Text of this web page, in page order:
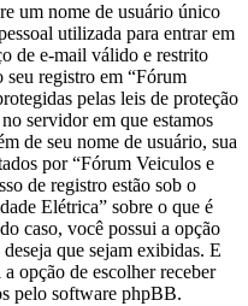
um nome de usuário único
utilizada para entrar em
de e-mail válido e restrito
seu registro em “Fórum
pelas leis de proteção
servidor em que estamos
de seu nome de usuário, sua
por “Fórum Veiculos e
de registro estão sob o
Elétrica” sobre o que é
caso, você possui a opção
que sejam exibidas. E
opção de escolher receber
pelo software phpBB.